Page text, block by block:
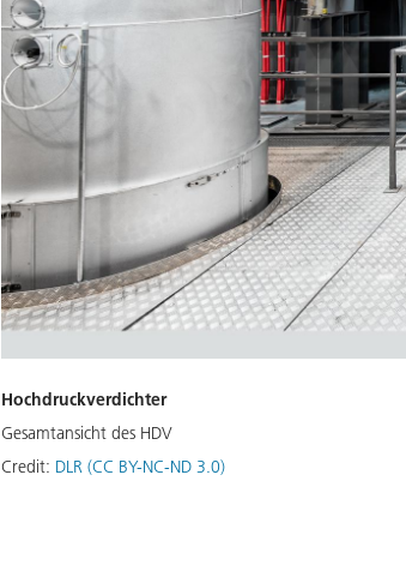
Hochdruckverdichter
Gesamtansicht des HDV
Credit: DLR (CC BY-NC-ND 3.0)